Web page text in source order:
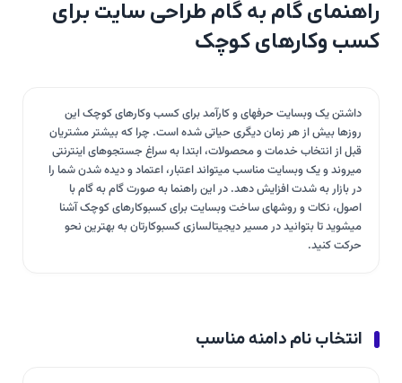
راهنمای گام به گام طراحی سایت برای
کسب وکارهای کوچک
داشتن یک وبسایت حرفهای و کارآمد برای کسب وکارهای کوچک این
روزها بیش از هر زمان دیگری حیاتی شده است. چرا که بیشتر مشتریان
قبل از انتخاب خدمات و محصولات، ابتدا به سراغ جستجوهای اینترنتی
میروند و یک وبسایت مناسب میتواند اعتبار، اعتماد و دیده شدن شما را
در بازار به شدت افزایش دهد. در این راهنما به صورت گام به گام با
اصول، نکات و روشهای ساخت وبسایت برای کسبوکارهای کوچک آشنا
میشوید تا بتوانید در مسیر دیجیتالسازی کسبوکارتان به بهترین نحو
حرکت کنید.
انتخاب نام دامنه مناسب